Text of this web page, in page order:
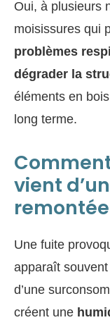
Oui, à plusieurs
moisissures qui
problèmes
dégrader la
éléments en
long terme.
vient
Une fuite
apparaît
d’une
créent une